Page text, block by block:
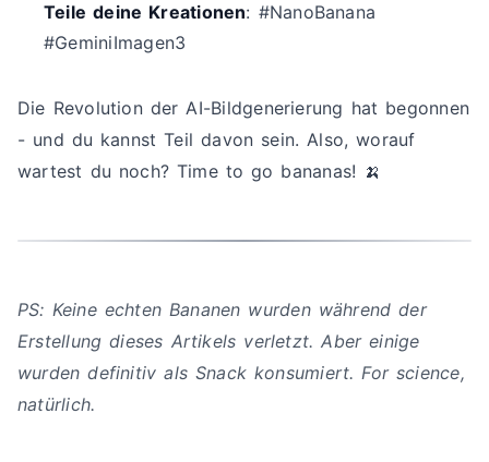
Teile deine Kreationen: #NanoBanana
#GeminiImagen3
Die Revolution der AI-Bildgenerierung hat begonnen
- und du kannst Teil davon sein. Also, worauf
wartest du noch? Time to go bananas! 🍌
PS: Keine echten Bananen wurden während der
Erstellung dieses Artikels verletzt. Aber einige
wurden definitiv als Snack konsumiert. For science,
natürlich.